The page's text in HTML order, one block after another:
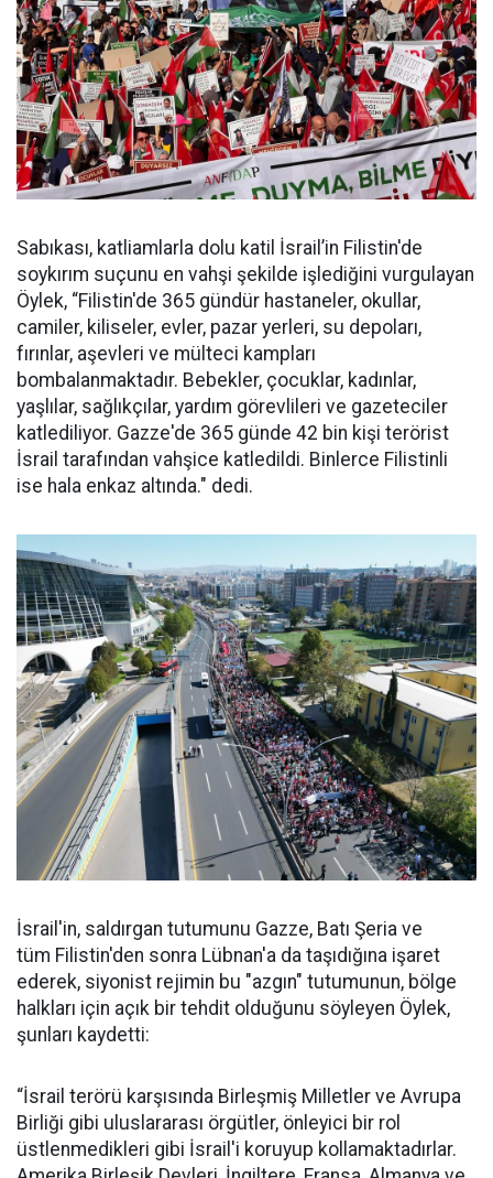
Sabıkası, katliamlarla dolu katil İsrail’in Filistin'de
soykırım suçunu en vahşi şekilde işlediğini vurgulayan
Öylek, “Filistin'de 365 gündür hastaneler, okullar,
camiler, kiliseler, evler, pazar yerleri, su depoları,
fırınlar, aşevleri ve mülteci kampları
bombalanmaktadır. Bebekler, çocuklar, kadınlar,
yaşlılar, sağlıkçılar, yardım görevlileri ve gazeteciler
katlediliyor. Gazze'de 365 günde 42 bin kişi terörist
İsrail tarafından vahşice katledildi. Binlerce Filistinli
ise hala enkaz altında." dedi.
İsrail'in, saldırgan tutumunu Gazze, Batı Şeria ve
tüm Filistin'den sonra Lübnan'a da taşıdığına işaret
ederek, siyonist rejimin bu "azgın" tutumunun, bölge
halkları için açık bir tehdit olduğunu söyleyen Öylek,
şunları kaydetti:
“İsrail terörü karşısında Birleşmiş Milletler ve Avrupa
Birliği gibi uluslararası örgütler, önleyici bir rol
üstlenmedikleri gibi İsrail'i koruyup kollamaktadırlar.